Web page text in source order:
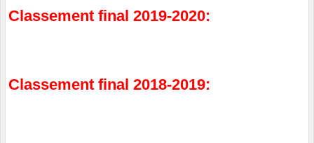
Classement final 2019-2020:
Classement final 2018-2019: